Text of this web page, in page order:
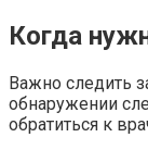
Когда
Важно следить
обнаружении
обратиться к